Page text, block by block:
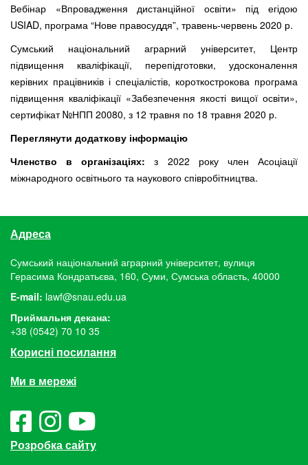
Вебінар «Впровадження дистанційної освіти» під егідою
USIAD, програма “Нове правосуддя”, травень-червень 2020 р.
Сумський національний аграрний університет, Центр
підвищення кваліфікації, перепідготовки, удосконалення
керівних працівників і спеціалістів, короткострокова програма
підвищення кваліфікації «Забезпечення якості вищої освіти»,
сертифікат №НПП 20080, з 12 травня по 18 травня 2020 р.
Переглянути додаткову інформацію
Членство в організаціях:з 2022 року член Асоціації
міжнародного освітнього та наукового співробітництва.
Адреса
Сумський національний аграрний університет, вулиця
Герасима Кондратьєва, 160, Суми, Сумська область, 40000
E-mail: lawf@snau.edu.ua
Приймальня декана:
+38 (0542) 70 10 35
Корисні посилання
Ми в мережі
Розробка сайту